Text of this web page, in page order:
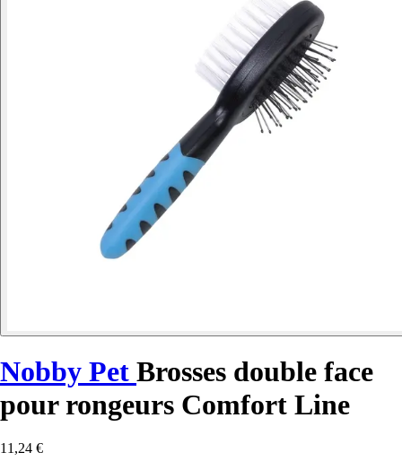
Nobby Pet Brosses double face
pour rongeurs Comfort Line
11,24 €